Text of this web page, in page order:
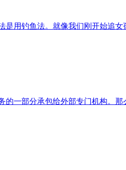
用钓鱼法。就像我们刚开始追女
一部分承包给外部专门机构。那